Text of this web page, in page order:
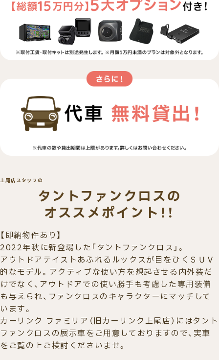
上尾店スタッフの
タントファンクロスの
オススメポイント！！
【即納物件あり】
2022年秋に新登場した「タントファンクロス」。
アウトドアテイストあふれるルックスが目をひくＳＵＶ
的なモデル。アクティブな使い方を想起させる内外装だ
けでなく、アウトドアでの使い勝手も考慮した専用装備
も与えられ、ファンクロスのキャラクターにマッチして
います。
カーリンク ファミリア（旧カーリンク上尾店）にはタント
ファンクロスの展示車をご用意しておりますので、実車
をご覧の上ご検討くださいませ。